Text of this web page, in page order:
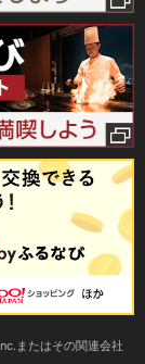
またはその関連会社